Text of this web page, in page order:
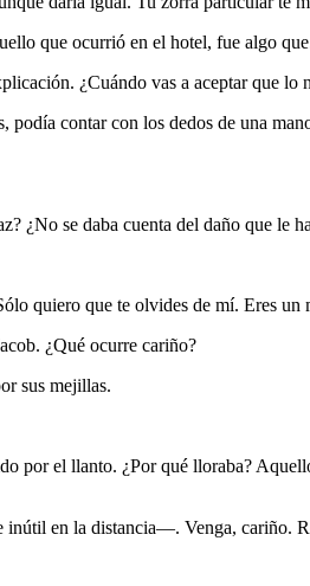
que ocurrió en el hotel, fue algo
¿Cuándo vas a aceptar que lo
contar con los dedos de una
¿No se daba cuenta del daño que le
que te olvides de mí. Eres un
¿Qué ocurre cariño?
sus mejillas.
el llanto. ¿Por qué lloraba?
en la distancia—. Venga, cariño.